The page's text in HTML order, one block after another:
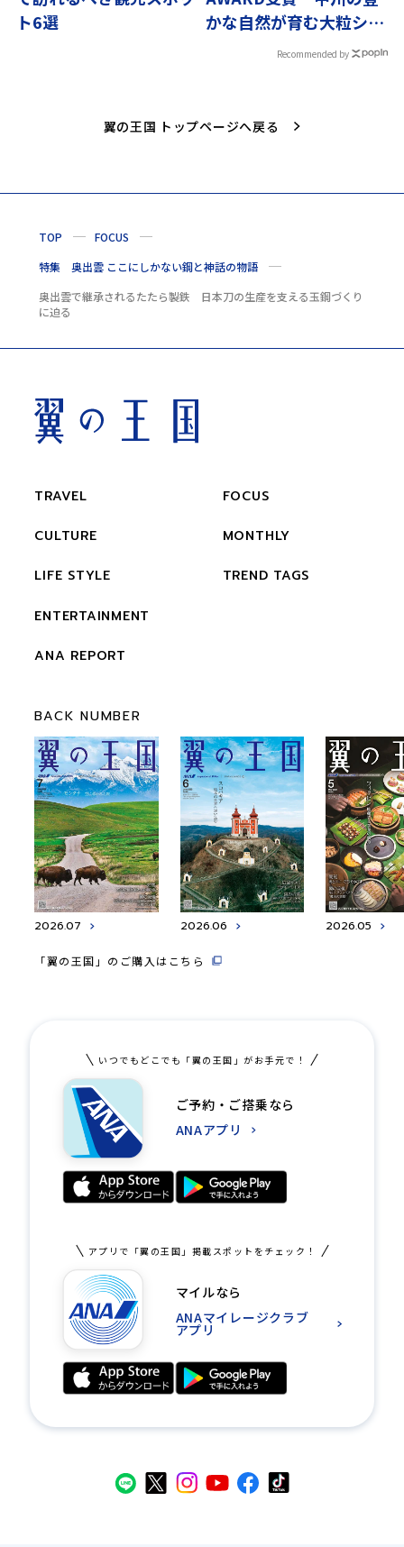
ト6選
かな自然が育む大粒シャ
インマスカット
Recommended by
翼の王国 トップページへ戻る
TOP
FOCUS
特集 奥出雲 ここにしかない鋼と神話の物語
奥出雲で継承されるたたら製鉄 日本刀の生産を支える玉鋼づくり
に迫る
TRAVEL
CULTURE
LIFE STYLE
ENTERTAINMENT
ANA REPORT
FOCUS
MONTHLY
TREND TAGS
BACK NUMBER
2026.07 2026.06 2026.05
「翼の王国」のご購入はこちら
いつでもどこでも「翼の王国」がお手元で！
ご予約・ご搭乗なら
ANAアプリ
アプリで「翼の王国」掲載スポットをチェック！
マイルなら
ANAマイレージクラブ
アプリ